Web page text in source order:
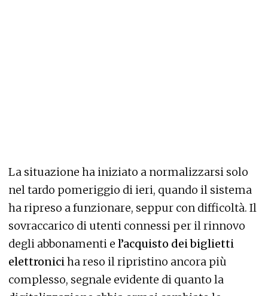
La situazione ha iniziato a normalizzarsi solo
nel tardo pomeriggio di ieri, quando il sistema
ha ripreso a funzionare, seppur con difficoltà. Il
sovraccarico di utenti connessi per il rinnovo
degli abbonamenti e l’acquisto dei biglietti
elettroniciha reso il ripristino ancora più
complesso, segnale evidente di quanto la